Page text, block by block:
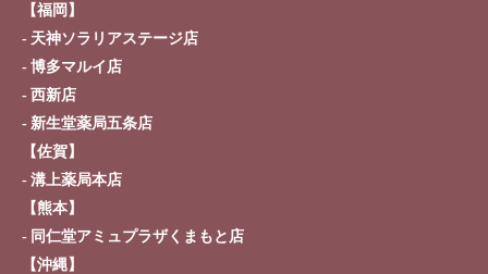
【福岡】
天神ソラリアステージ店
博多マルイ店
西新店
新生堂薬局五条店
【佐賀】
溝上薬局本店
【熊本】
同仁堂アミュプラザくまもと店
【沖縄】